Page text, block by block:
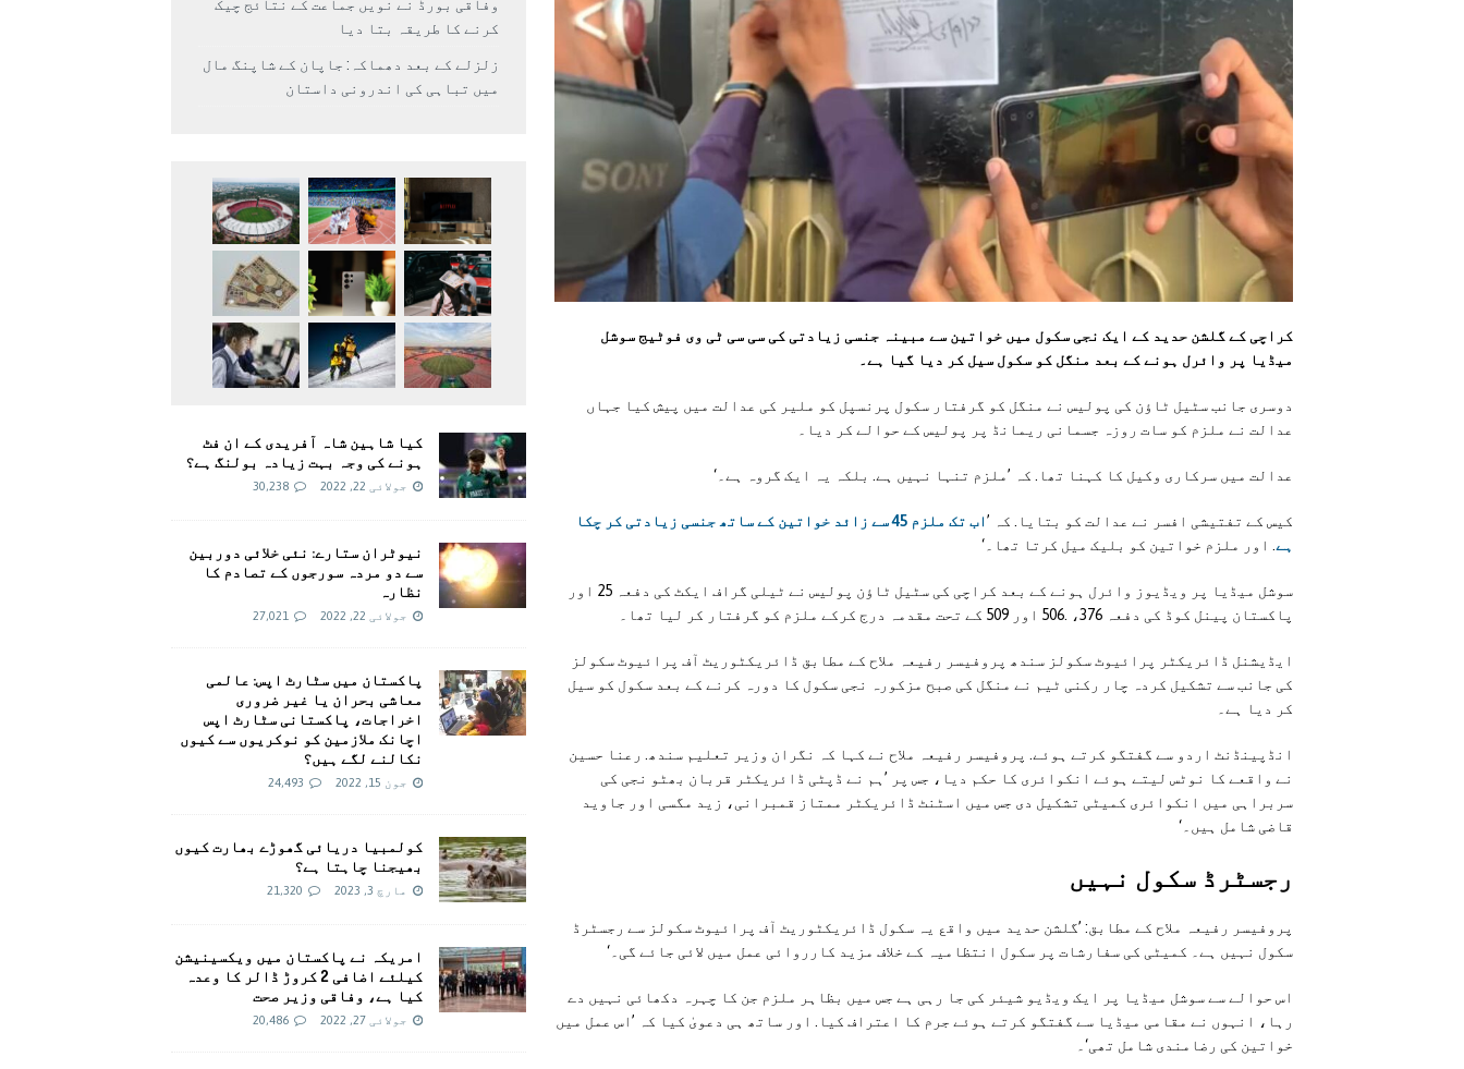
کراچی کے گلشن حدید کے ایک نجی سکول میں خواتین سے مبینہ جنسی زیادتی کی سی سی ٹی وی فوٹیج سوشل
میڈیا پر وائرل ہونے کے بعد منگل کو سکول سیل کر دیا گیا ہے۔
دوسری جانب سٹیل ٹاؤن کی پولیس نے منگل کو گرفتار سکول پرنسپل کو ملیر کی عدالت میں پیش کیا جہاں
عدالت نے ملزم کو سات روزہ جسمانی ریمانڈ پر پولیس کے حوالے کر دیا۔
عدالت میں سرکاری وکیل کا کہنا تھا. کہ ’ملزم تنہا نہیں ہے. بلکہ یہ ایک گروہ ہے۔‘
کیس کے تفتیشی افسر نے عدالت کو بتایا. کہ ’
اب تک ملزم 45 سے زائد خواتین کے ساتھ جنسی زیادتی کر چکا
ہے . اور ملزم خواتین کو بلیک میل کرتا تھا۔‘
سوشل میڈیا پر ویڈیوز وائرل ہونے کے بعد کراچی کی سٹیل ٹاؤن پولیس نے ٹیلی گراف ایکٹ کی دفعہ 25 اور
پاکستان پینل کوڈ کی دفعہ 376، .506 اور 509 کے تحت مقدمہ درج کرکے ملزم کو گرفتار کر لیا تھا۔
ایڈیشنل ڈائریکٹر پرائیوٹ سکولز سندھ پروفیسر رفیعہ ملاح کے مطابق ڈائریکٹوریٹ آف پرائیوٹ سکولز
کی جانب سے تشکیل کردہ چار رکنی ٹیم نے منگل کی صبح مزکورہ نجی سکول کا دورہ کرنے کے بعد سکول کو سیل
کر دیا ہے۔
انڈپینڈنٹ اردو سے گفتگو کرتے ہوئے. پروفیسر رفیعہ ملاح نے کہا کہ نگران وزیر تعلیم سندھ. رعنا حسین
نے واقعے کا نوٹس لیتے ہوئے انکوائری کا حکم دیا، جس پر ’ہم نے ڈپٹی ڈائریکٹر قربان بھٹو نجی کی
سربراہی میں انکوائری کمیٹی تشکیل دی جس میں اسٹنٹ ڈائریکٹر ممتاز قمبرانی، زید مگسی اور جاوید
قاضی شامل ہیں۔‘
رجسٹرڈ سکول نہیں
پروفیسر رفیعہ ملاح کے مطابق: ’گلشن حدید میں واقع یہ سکول ڈائریکٹوریٹ آف پرائیوٹ سکولز سے رجسٹرڈ
سکول نہیں ہے۔ کمیٹی کی سفارشات پر سکول انتظامیہ کے خلاف مزید کارروائی عمل میں لائی جائے گی۔‘
اس حوالے سے سوشل میڈیا پر ایک ویڈیو شیئر کی جا رہی ہے جس میں بظاہر ملزم جن کا چہرہ دکھائی نہیں دے
رہا، انہوں نے مقامی میڈیا سے گفتگو کرتے ہوئے جرم کا اعتراف کیا. اور ساتھ ہی دعویٰ کیا کہ ’اس عمل میں
خواتین کی رضامندی شامل تھی‘۔
وفاقی بورڈ نے نویں جماعت کے نتائج چیک
کرنے کا طریقہ بتا دیا
زلزلے کے بعد دھماکہ: جاپان کے شاپنگ مال
میں تباہی کی اندرونی داستان
کیا شاہین شاہ آفریدی کے ان فٹ
ہونے کی وجہ بہت زیادہ بولنگ ہے؟
جولائی 22, 2022 30,238
نیوٹران ستارے: نئی خلائی دوربین
سے دو مردہ سورجوں کے تصادم کا
نظارہ
جولائی 22, 2022 27,021
پاکستان میں سٹارٹ اپس: عالمی
معاشی بحران یا غیر ضروری
اخراجات، پاکستانی سٹارٹ اپس
اچانک ملازمین کو نوکریوں سے کیوں
نکالنے لگے ہیں؟
جون 15, 2022 24,493
کولمبیا دریائی گھوڑے بھارت کیوں
بھیجنا چاہتا ہے؟
مارچ 3, 2023 21,320
امريکہ نے پاکستان میں ویکسینیشن
کیلئے اضافی 2 کروڑ ڈالر کا وعدہ
کیا ہے، وفاقی وزیر صحت
جولائی 27, 2022 20,486